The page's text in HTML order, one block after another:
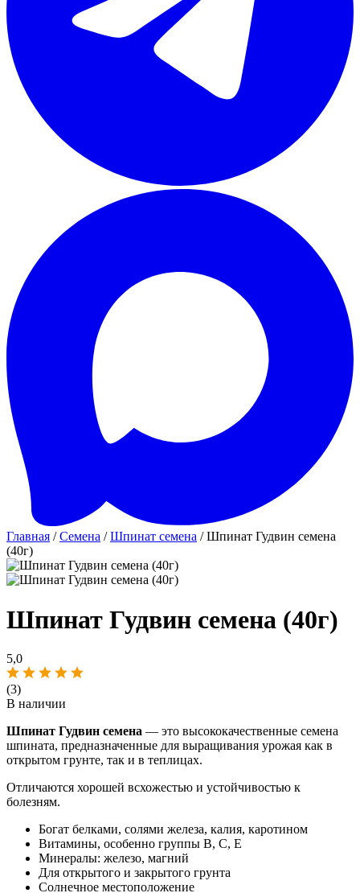
Главная /Семена /Шпинат семена / Шпинат Гудвин семена
(40г)
Шпинат Гудвин семена (40г)
5,0
(3)
В наличии
Шпинат Гудвин семена — это высококачественные семена
шпината, предназначенные для выращивания урожая как в
открытом грунте, так и в теплицах.
Отличаются хорошей всхожестью и устойчивостью к
болезням.
Богат белками, солями железа, калия, каротином
Витамины, особенно группы B, C, E
Минералы: железо, магний
Для открытого и закрытого грунта
Солнечное местоположение